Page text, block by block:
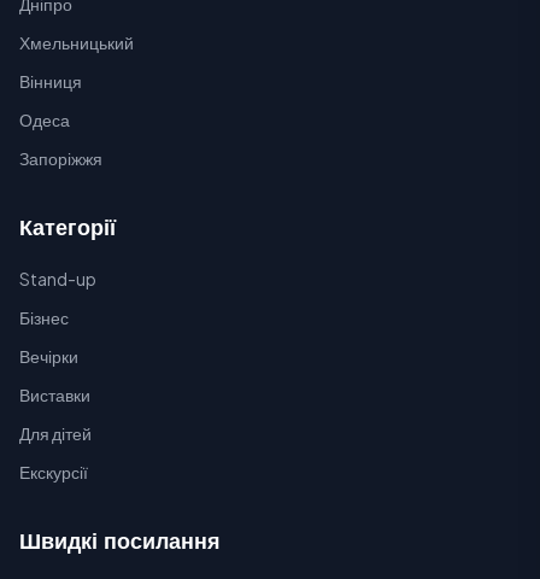
Хмельницький
Вінниця
Одеса
Запоріжжя
Категорії
Stand-up
Бізнес
Вечірки
Виставки
Для дітей
Екскурсії
Швидкі посилання